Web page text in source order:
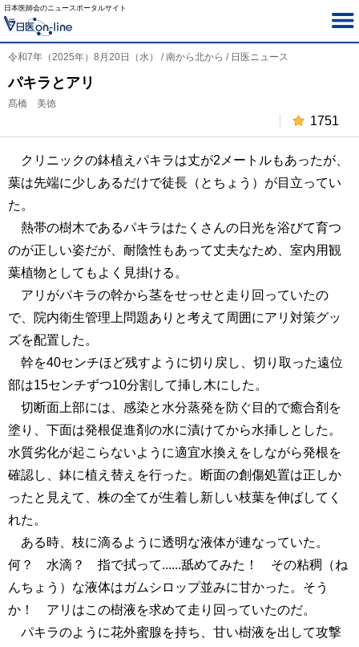
日本医師会のニュースポータルサイト
令和7年（2025年）8月20日（水） / 南から北から / 日医ニュース
パキラとアリ
髙橋 美徳
1751
クリニックの鉢植えパキラは丈が2メートルもあったが、
葉は先端に少しあるだけで徒長（とちょう）が目立ってい
た。
熱帯の樹木であるパキラはたくさんの日光を浴びて育つ
のが正しい姿だが、耐陰性もあって丈夫なため、室内用観
葉植物としてもよく見掛ける。
アリがパキラの幹から茎をせっせと走り回っていたの
で、院内衛生管理上問題ありと考えて周囲にアリ対策グッ
ズを配置した。
幹を40センチほど残すように切り戻し、切り取った遠位
部は15センチずつ10分割して挿し木にした。
切断面上部には、感染と水分蒸発を防ぐ目的で癒合剤を
塗り、下面は発根促進剤の水に漬けてから水挿しとした。
水質劣化が起こらないように適宜水換えをしながら発根を
確認し、鉢に植え替えを行った。断面の創傷処置は正しか
ったと見えて、株の全てが生着し新しい枝葉を伸ばしてく
れた。
ある時、枝に滴るように透明な液体が連なっていた。
何？ 水滴？ 指で拭って......舐めてみた！ その粘稠（ね
んちょう）な液体はガムシロップ並みに甘かった。そう
か！ アリはこの樹液を求めて走り回っていたのだ。
パキラのように花外蜜腺を持ち、甘い樹液を出して攻撃